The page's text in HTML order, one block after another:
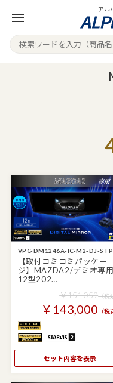
アル
VPC-DM1246A-IC-M2-DJ-STP
【取付コミコミパッケー
ジ】MAZDA2/デミオ専用
12型202…
￥151,059（税
￥143,000 （税
セット内容を表示